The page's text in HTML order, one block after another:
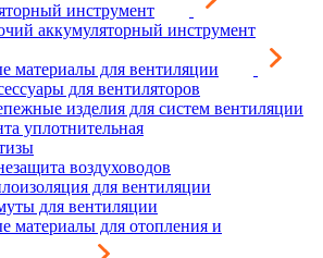
инструмент
аккумуляторный инструмент
материалы для вентиляции
для вентиляторов
изделия для систем вентиляции
уплотнительная
воздуховодов
для вентиляции
для вентиляции
материалы для отопления и